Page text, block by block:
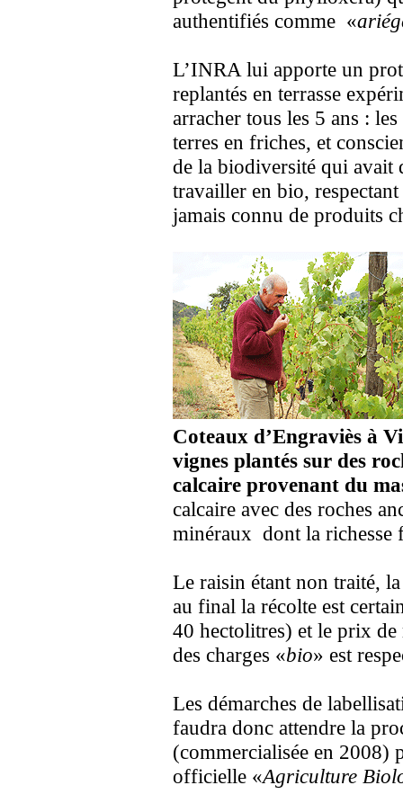
authentifiés comme «
L’INRA lui apporte un
replantés en terrasse
arracher tous les 5 ans :
terres en friches, et
de la biodiversité qui avait
travailler en bio,
jamais connu de produits
Coteaux d’Engraviès à
vignes plantés sur des
calcaire provenant du
calcaire avec des roches
minéraux dont la richesse
Le raisin étant non traité,
au final la récolte est
40 hectolitres) et le prix
des charges «bio» est
Les démarches de
faudra donc attendre la
(commercialisée en 2008)
officielle «Agriculture